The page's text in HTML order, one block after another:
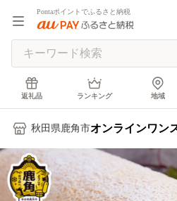
Pontaポイントでふるさと納税
返礼品 ランキング 地域
秋田県鹿角市オンラインワン